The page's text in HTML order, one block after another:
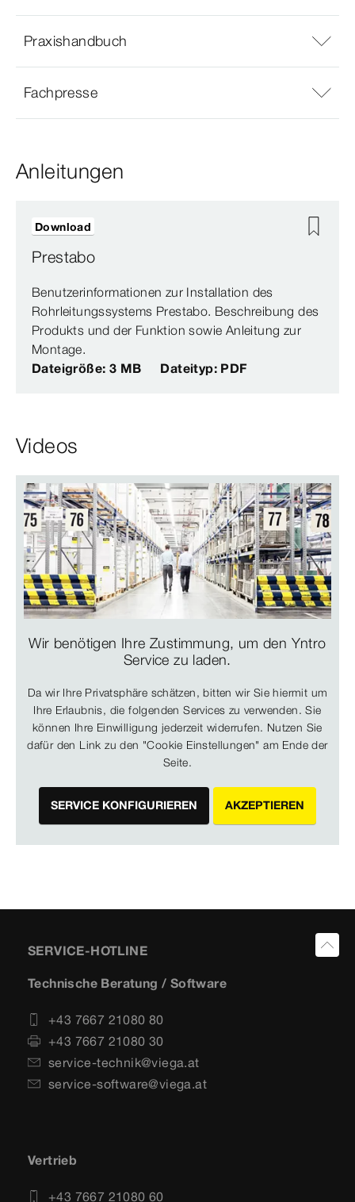
Praxishandbuch
Fachpresse
Anleitungen
Prestabo
Benutzerinformationen zur Installation des
Rohrleitungssystems Prestabo. Beschreibung des
Produkts und der Funktion sowie Anleitung zur
Montage.
Dateigröße: 3 MB
Dateityp: PDF
Download
Videos
Wir benötigen Ihre Zustimmung, um den Yntro
Service zu laden.
Da wir Ihre Privatsphäre schätzen, bitten wir Sie hiermit um
Ihre Erlaubnis, die folgenden Services zu verwenden. Sie
können Ihre Einwilligung jederzeit widerrufen. Nutzen Sie
dafür den Link zu den "Cookie Einstellungen" am Ende der
Seite.
SERVICE KONFIGURIEREN AKZEPTIEREN
SERVICE-HOTLINE
Technische Beratung / Software
+43 7667 21080 80
+43 7667 21080 30
service-technik@viega.at
service-software@viega.at
Vertrieb
+43 7667 21080 60